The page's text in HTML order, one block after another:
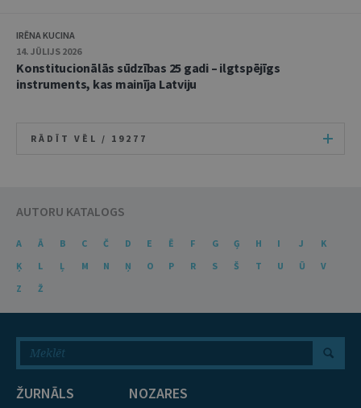
IRĒNA KUCINA
14. JŪLIJS 2026
Konstitucionālās sūdzības 25 gadi – ilgtspējīgs
instruments, kas mainīja Latviju
RĀDĪT VĒL / 19277
AUTORU KATALOGS
A Ā B C Č D E Ē F G Ģ H I J
K
Ķ
L Ļ M N Ņ O P R S Š T U Ū
V
Z
Ž
ŽURNĀLS NOZARES